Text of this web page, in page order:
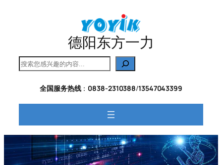
德阳东方一力
搜
索
全国服务热线： 0838-2310388/13547043399